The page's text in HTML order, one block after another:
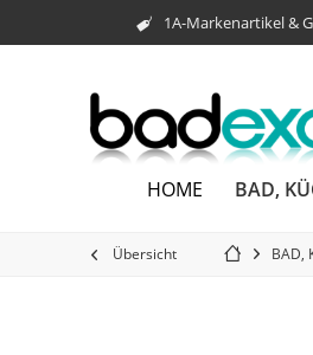
1A-Markenartikel &
HOME BAD,
Übersicht BAD,